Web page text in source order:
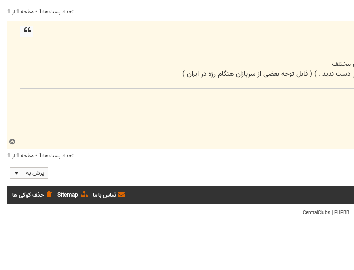
تعداد پست ها:1 • صفحه 1 از 1
مختلف
دست ندید . ) ( قابل توجه بعضی از سربازان هنگام رژه در ایران )
ا
تعداد پست ها:1 • صفحه 1 از 1
پرش به
حذف کوکی ها Sitemap تماس با ما
PHPBB
|
CentralClubs